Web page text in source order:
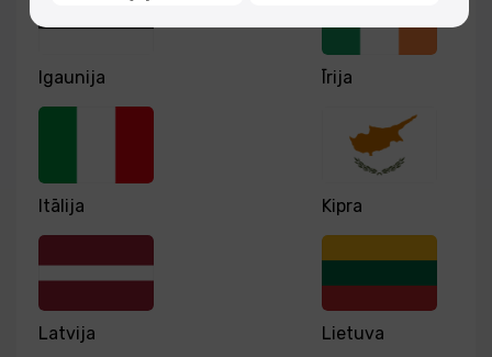
Igaunija Īrija
Itālija Kipra
Latvija Lietuva